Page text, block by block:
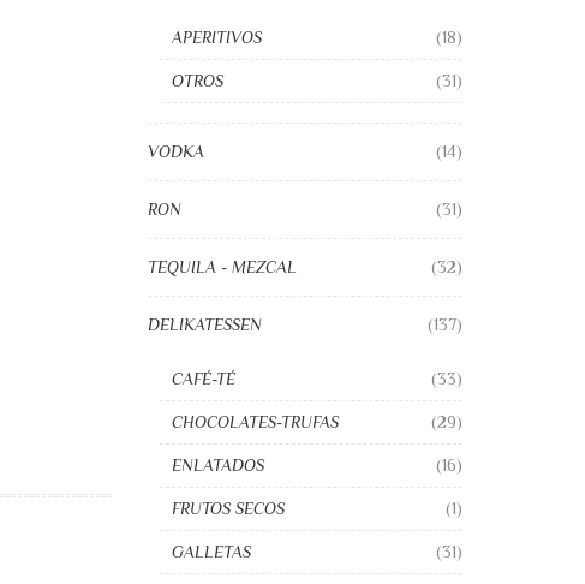
APERITIVOS (18)
OTROS (31)
VODKA (14)
RON (31)
TEQUILA - MEZCAL (32)
DELIKATESSEN (137)
CAFÉ-TÉ (33)
CHOCOLATES-TRUFAS (29)
ENLATADOS (16)
FRUTOS SECOS (1)
GALLETAS (31)